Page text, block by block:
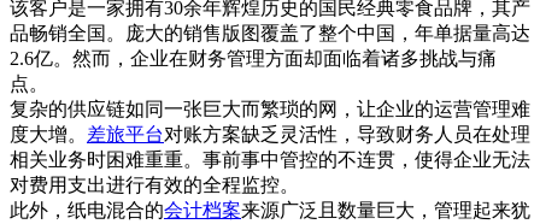
该客户是一家拥有30余年辉煌历史的国民经典零食品牌，其产
品畅销全国。庞大的销售版图覆盖了整个中国，年单据量高达
2.6亿。然而，企业在财务管理方面却面临着诸多挑战与痛
点。
复杂的供应链如同一张巨大而繁琐的网，让企业的运营管理难
度大增。 差旅平台对账方案缺乏灵活性，导致财务人员在处理
相关业务时困难重重。事前事中管控的不连贯，使得企业无法
对费用支出进行有效的全程监控。
此外，纸电混合的会计档案来源广泛且数量巨大，管理起来犹